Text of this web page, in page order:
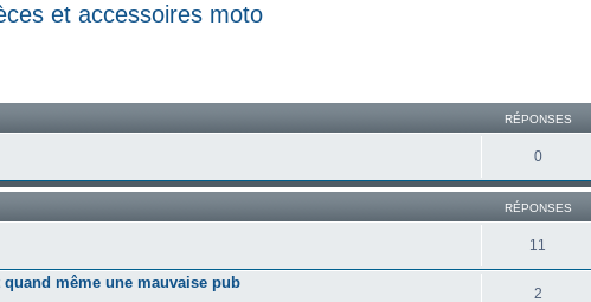
et accessoires moto
RÉPONSES
0
RÉPONSES
11
même une mauvaise pub
2